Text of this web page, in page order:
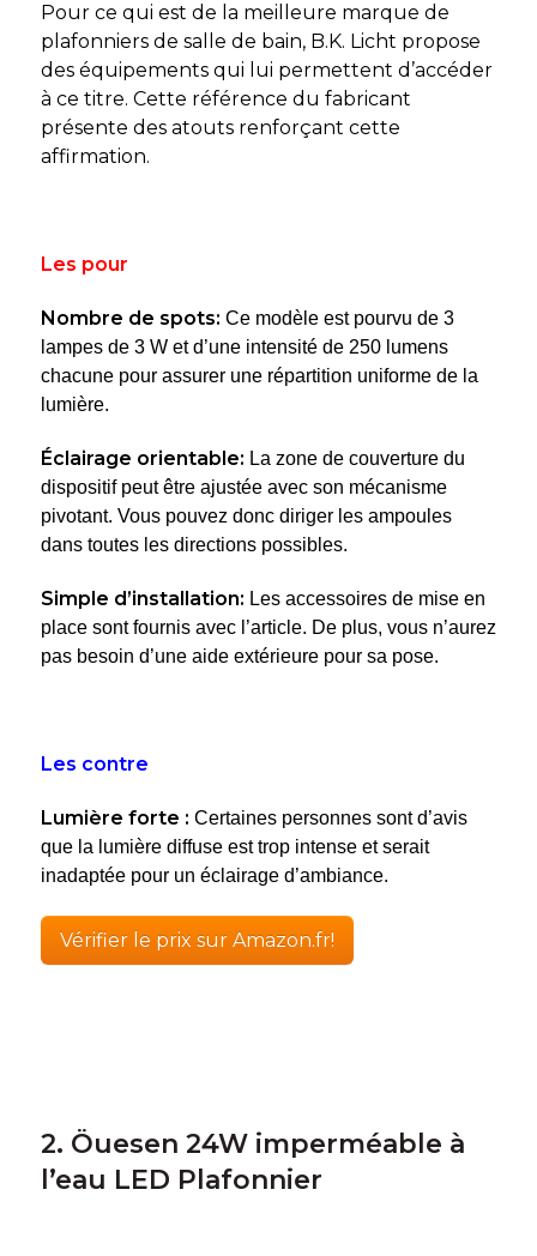
Pour ce qui est de la meilleure marque de
plafonniers de salle de bain, B.K. Licht propose
des équipements qui lui permettent d’accéder
à ce titre. Cette référence du fabricant
présente des atouts renforçant cette
affirmation.
Les pour
Nombre de spots: Ce modèle est pourvu de 3
lampes de 3 W et d’une intensité de 250 lumens
chacune pour assurer une répartition uniforme de la
lumière.
Éclairage orientable: La zone de couverture du
dispositif peut être ajustée avec son mécanisme
pivotant. Vous pouvez donc diriger les ampoules
dans toutes les directions possibles.
Simple d’installation: Les accessoires de mise en
place sont fournis avec l’article. De plus, vous n’aurez
pas besoin d’une aide extérieure pour sa pose.
Les contre
Lumière forte : Certaines personnes sont d’avis
que la lumière diffuse est trop intense et serait
inadaptée pour un éclairage d’ambiance.
Vérifier le prix sur Amazon.fr!
2. Öuesen 24W imperméable à
l’eau LED Plafonnier